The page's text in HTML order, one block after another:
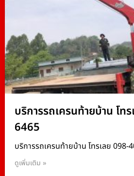
บริการรถเครนท้ายบ้าน โท
6465
บริการรถเครนท้ายบ้าน โทรเลย 098-
ดูเพิ่มเติม »